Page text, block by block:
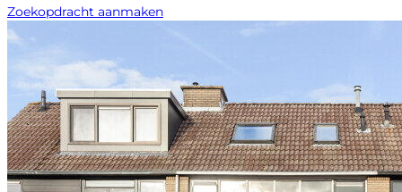
Zoekopdracht aanmaken